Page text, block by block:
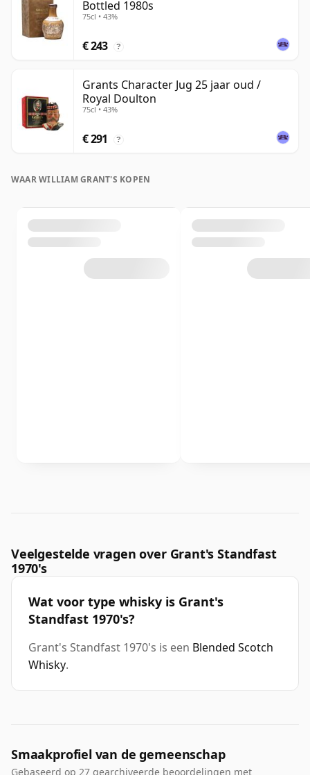
Bottled 1980s
75cl • 43%
€ 243 ?
Grants Character Jug 25 jaar oud /
Royal Doulton
75cl • 43%
€ 291 ?
WAAR WILLIAM GRANT'S KOPEN
Veelgestelde vragen over Grant's Standfast
1970's
Wat voor type whisky is Grant's
Standfast 1970's?
Grant's Standfast 1970's is een Blended Scotch
Whisky.
Smaakprofiel van de gemeenschap
Gebaseerd op 27 gearchiveerde beoordelingen met